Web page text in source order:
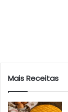
Mais Receitas